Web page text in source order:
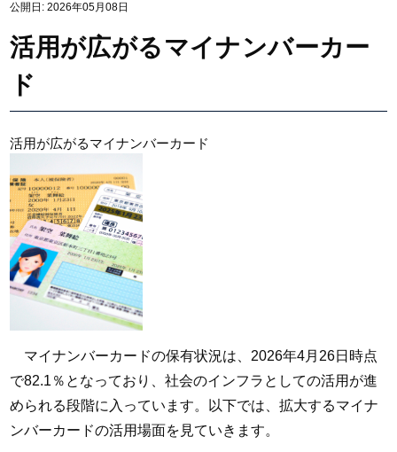
公開日:2026年05月08日
活用が広がるマイナンバーカー
ド
活用が広がるマイナンバーカード
マイナンバーカードの保有状況は、2026年4月26日時点
で82.1％となっており、社会のインフラとしての活用が進
められる段階に入っています。以下では、拡大するマイナ
ンバーカードの活用場面を見ていきます。